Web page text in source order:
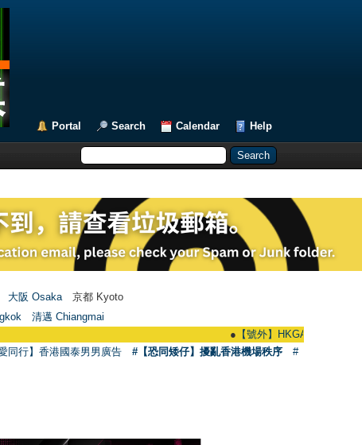
Portal Search Calendar Help
大阪 Osaka 京都 Kyoto
清邁 Chiangmai
【號外】HKGAY.net已啟動
同行】香港國泰男男廣告 #【恐同矮仔】擾亂香港機場秩序
#